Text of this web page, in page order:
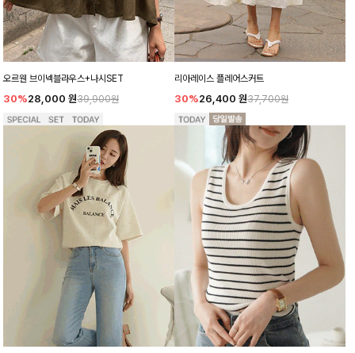
오르웬 브이넥블라우스+나시SET
30%28,000 원39,900원
리아레이스 플레어스커트
30%26,400 원37,700원